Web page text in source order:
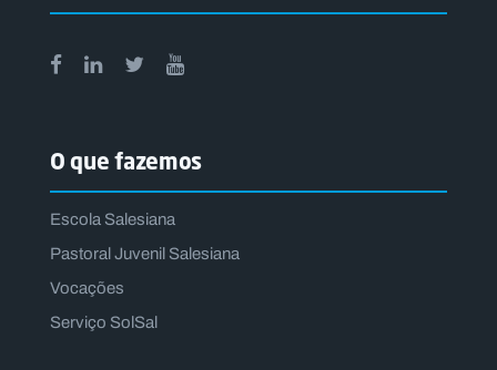
O que fazemos
Escola Salesiana
Pastoral Juvenil Salesiana
Vocações
Serviço SolSal